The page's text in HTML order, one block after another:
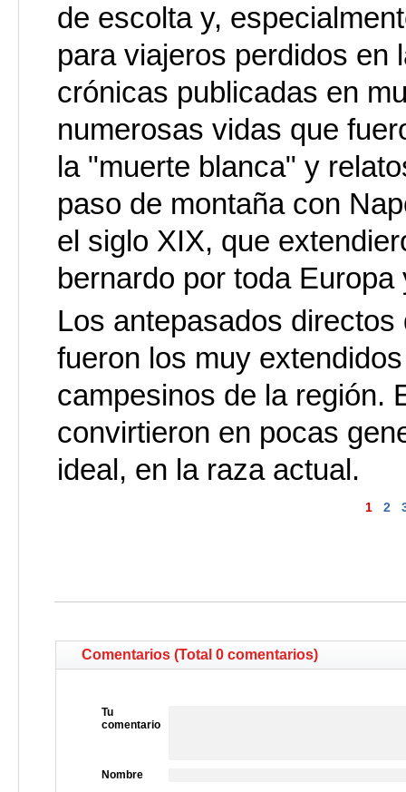
de escolta y,
para viajeros perdidos en
crónicas publicadas en
numerosas vidas que
la "muerte blanca" y
paso de montaña con
el siglo XIX, que
bernardo por toda Europa
Los antepasados
fueron los muy
campesinos de la región.
convirtieron en pocas
ideal, en la raza actual.
1 2
Comentarios (Total 0 comentarios)
Tu
comentario
Nombre